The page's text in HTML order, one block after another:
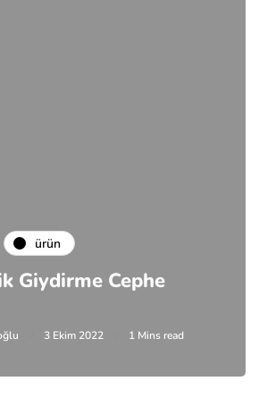
ürün
Giydirme Cephe
3 Ekim 2022 1 Mins read